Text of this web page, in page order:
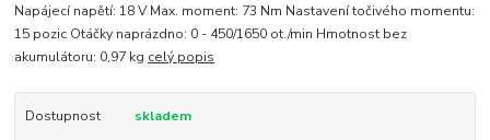
Napájecí napětí: 18 V Max. moment: 73 Nm Nastavení točivého momentu:
15 pozic Otáčky naprázdno: 0 - 450/1650 ot./min Hmotnost bez
akumulátoru: 0,97 kg celý popis
Dostupnost skladem